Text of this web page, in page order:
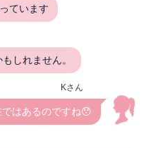
ています
しれません。
Kさん
はあるのですね😯